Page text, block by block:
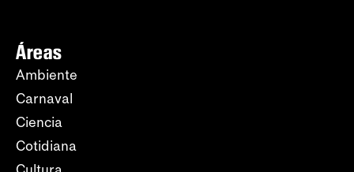
Áreas
Ambiente
Carnaval
Ciencia
Cotidiana